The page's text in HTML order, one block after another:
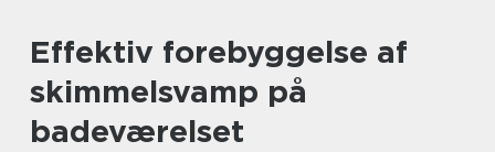
Effektiv forebyggelse af
skimmelsvamp på
badeværelset